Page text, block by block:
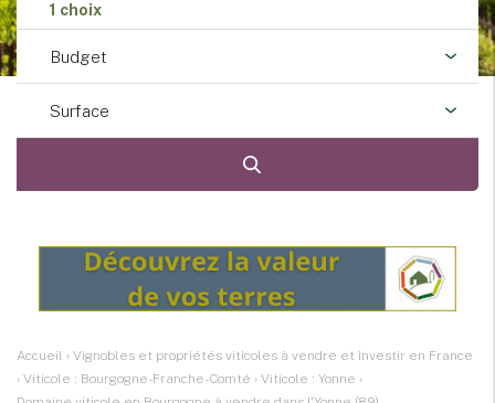
1 choix
Budget
Surface
Accueil › Vignobles et propriétés viticoles à vendre et investir en France
› Viticole : Bourgogne-Franche-Comté › Viticole : Yonne ›